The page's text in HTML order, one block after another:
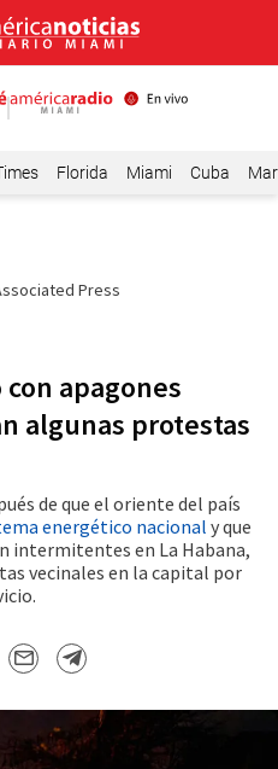
Florida Miami Cuba
Press
apagones
algunas protestas
de que el oriente del país
energético nacional y que
intermitentes en La Habana,
vecinales en la capital por